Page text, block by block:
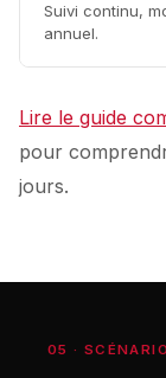
Suivi continu,
annuel.
Lire le guide
pour
jours.
05 ·